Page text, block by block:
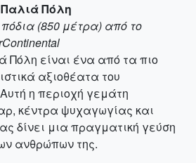
Παλιά Πόλη
(850 μέτρα) από το
Πόλη είναι ένα από τα πιο
αξιοθέατα του
η περιοχή γεμάτη
κέντρα ψυχαγωγίας και
δίνει μια πραγματική γεύση
ανθρώπων της.